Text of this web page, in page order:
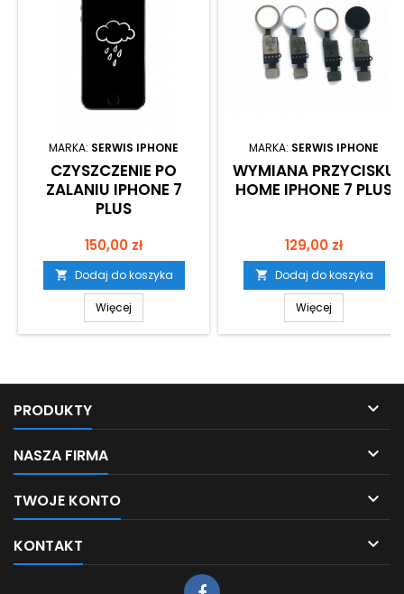
MARKA: SERWIS IPHONE
CZYSZCZENIE PO
ZALANIU IPHONE 7
PLUS
Cena
150,00 zł
 Dodaj do koszyka
Więcej
MARKA: SERWIS IPHONE
WYMIANA PRZYCISKU
HOME IPHONE 7 PLUS
Cena
129,00 zł
 Dodaj do koszyka
Więcej
PRODUKTY 
NASZA FIRMA 
TWOJE KONTO 
KONTAKT 